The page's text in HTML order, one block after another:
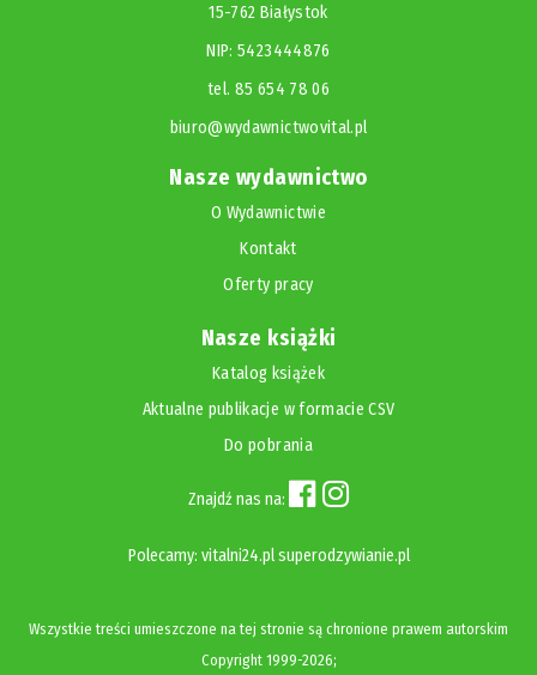
15-762 Białystok
NIP: 5423444876
tel. 85 654 78 06
biuro@wydawnictwovital.pl
Nasze wydawnictwo
O Wydawnictwie
Kontakt
Oferty pracy
Nasze książki
Katalog książek
Aktualne publikacje w formacie CSV
Do pobrania
Znajdź nas na:
Polecamy: vitalni24.pl superodzywianie.pl
Wszystkie treści umieszczone na tej stronie są chronione prawem autorskim
Copyright1999-2026;